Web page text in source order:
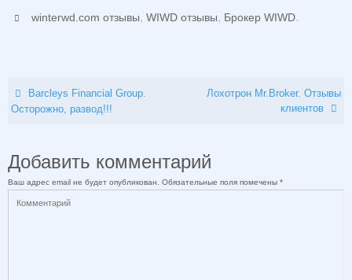
winterwd.com отзывы,WIWD отзывы, Брокер WIWD.
Barcleys Financial Group.
Осторожно, развод!!!
Лохотрон Mr.Broker. Отзывы
клиентов
Добавить комментарий
Ваш адрес email не будет опубликован. Обязательные поля помечены *